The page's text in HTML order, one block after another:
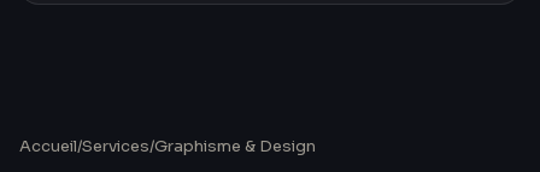
Accueil/Services/Graphisme & Design